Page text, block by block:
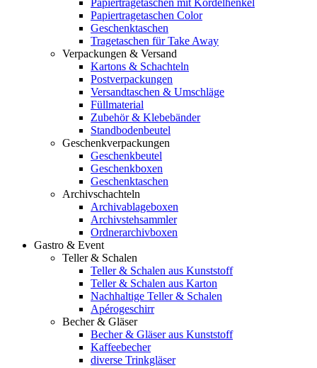
Papiertragetaschen mit Kordelhenkel
Papiertragetaschen Color
Geschenktaschen
Tragetaschen für Take Away
Verpackungen & Versand
Kartons & Schachteln
Postverpackungen
Versandtaschen & Umschläge
Füllmaterial
Zubehör & Klebebänder
Standbodenbeutel
Geschenkverpackungen
Geschenkbeutel
Geschenkboxen
Geschenktaschen
Archivschachteln
Archivablageboxen
Archivstehsammler
Ordnerarchivboxen
Gastro & Event
Teller & Schalen
Teller & Schalen aus Kunststoff
Teller & Schalen aus Karton
Nachhaltige Teller & Schalen
Apérogeschirr
Becher & Gläser
Becher & Gläser aus Kunststoff
Kaffeebecher
diverse Trinkgläser